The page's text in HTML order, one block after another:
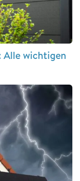
wichtigen